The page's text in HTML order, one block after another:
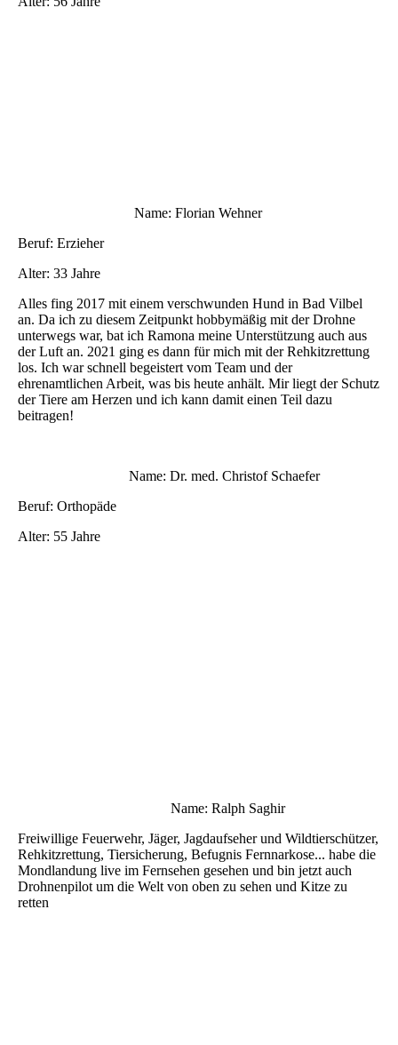
Name: Florian Wehner
Beruf: Erzieher
Alter: 33 Jahre
Alles fing 2017 mit einem verschwunden Hund in Bad Vilbel
an. Da ich zu diesem Zeitpunkt hobbymäßig mit der Drohne
unterwegs war, bat ich Ramona meine Unterstützung auch aus
der Luft an. 2021 ging es dann für mich mit der Rehkitzrettung
los. Ich war schnell begeistert vom Team und der
ehrenamtlichen Arbeit, was bis heute anhält. Mir liegt der Schutz
der Tiere am Herzen und ich kann damit einen Teil dazu
beitragen!
Name: Dr. med. Christof Schaefer
Beruf: Orthopäde
Alter: 55 Jahre
Name: Ralph Saghir
Freiwillige Feuerwehr, Jäger, Jagdaufseher und Wildtierschützer,
Rehkitzrettung, Tiersicherung, Befugnis Fernnarkose... habe die
Mondlandung live im Fernsehen gesehen und bin jetzt auch
Drohnenpilot um die Welt von oben zu sehen und Kitze zu
retten